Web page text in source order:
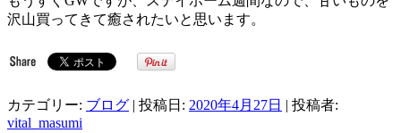
沢山買ってきて癒されたいと思います。
カテゴリー: ブログ | 投稿日: 2020年4月27日 | 投稿者:
vital_masumi